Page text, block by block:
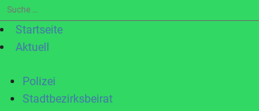
Suche
nach:Startseite
Aktuell
Polizei
Stadtbezirksbeirat